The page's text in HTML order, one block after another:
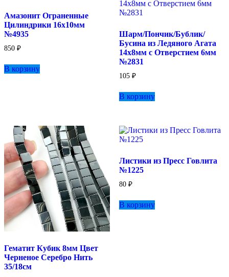
Амазонит Ограненные
Цилиндрики 16х10мм
№4935
850 ₽
В корзину
Шарм/Пончик/Бублик/
Бусина из Ледяного Агата
14х8мм с Отверстием 6мм
№2831
105 ₽
В корзину
Гематит Кубик 8мм Цвет
Черненое Серебро Нить
35/18см
Листики из Пресс Говлита
№1225
80 ₽
В корзину